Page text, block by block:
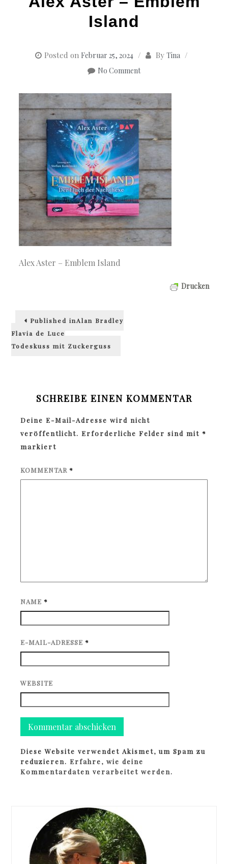
Island
Posted on Februar 25, 2024 By Tina
No Comment
Alex Aster – Emblem Island
Drucken
Beitragsnavigation
Published inAlan Bradley
Flavia de Luce
Todeskuss mit Zuckerguss
SCHREIBE EINEN KOMMENTAR
Deine E-Mail-Adresse wird nicht
veröffentlicht. Erforderliche Felder sind mit *
markiert
KOMMENTAR *
NAME *
E-MAIL-ADRESSE *
WEBSITE
Diese Website verwendet Akismet, um Spam zu
reduzieren.Erfahre, wie deine
Kommentardaten verarbeitet werden.